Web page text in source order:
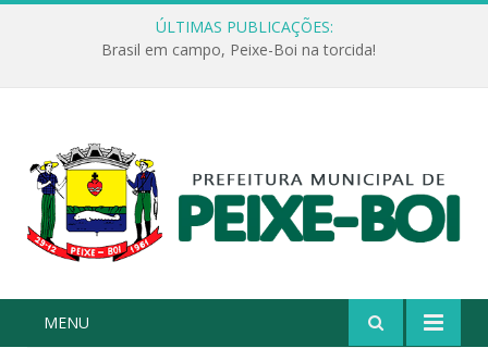
ÚLTIMAS PUBLICAÇÕES:
Brasil em campo, Peixe-Boi na torcida!
MENU